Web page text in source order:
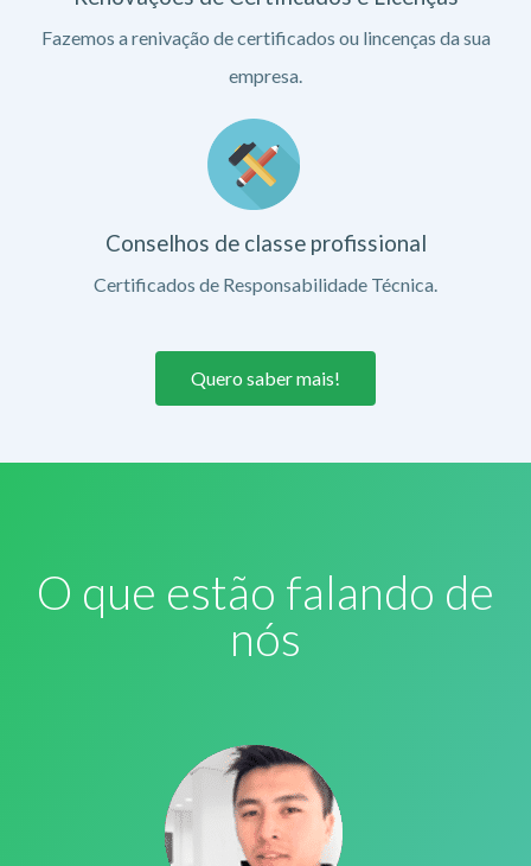
Fazemos a renivação de certificados ou lincenças da sua
empresa.
Conselhos de classe profissional
Certificados de Responsabilidade Técnica.
Quero saber mais!
O que estão falando de
nós